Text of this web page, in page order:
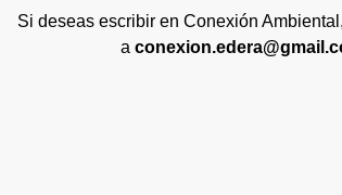
Si deseas escribir en Conexión
a